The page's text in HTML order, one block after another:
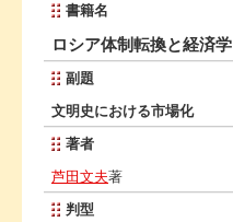
書籍名
ロシア体制転換と経済学
副題
文明史における市場化
著者
芦田文夫著
判型